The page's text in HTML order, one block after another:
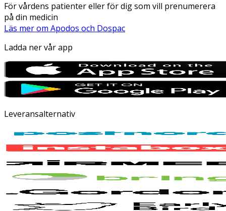
För vårdens patienter eller för dig som vill prenumerera
på din medicin
Läs mer om Apodos och Dospac
Ladda ner vår app
Leveransalternativ